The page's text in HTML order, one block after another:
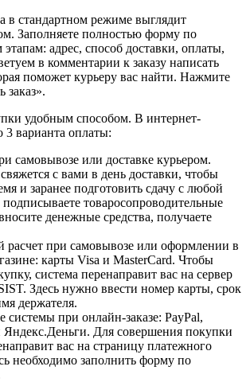
в стандартном режиме выглядит
Заполняете полностью форму по
адрес, способ доставки, оплаты,
в комментарии к заказу написать
поможет курьеру вас найти. Нажмите
удобным способом. В интернет-
3 варианта оплаты:
самовывозе или доставке курьером.
с вами в день доставки, чтобы
и заранее подготовить сдачу с любой
товаросопроводительные
денежные средства, получаете
расчет при самовывозе или оформлении в
карты Visa и MasterCard. Чтобы
система перенаправит вас на сервер
Здесь нужно ввести номер карты, срок
держателя.
системы при онлайн-заказе: PayPal,
Яндекс.Деньги. Для совершения покупки
вас на страницу платежного
необходимо заполнить форму по